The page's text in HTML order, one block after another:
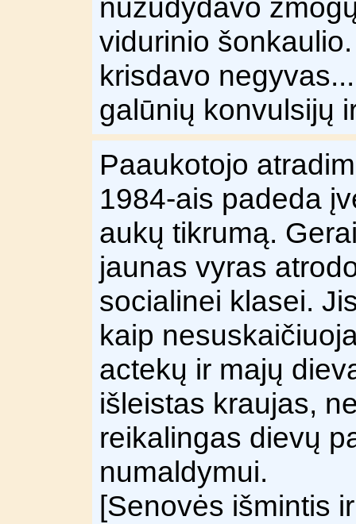
nužudydavo
vidurinio
krisdavo
galūnių konvulsijų
Paaukotojo
1984-ais padeda
aukų tikrumą.
jaunas vyras
socialinei klasei.
kaip
actekų ir majų
išleistas kraujas,
reikalingas dievų
numaldymui.
[Senovės išmintis